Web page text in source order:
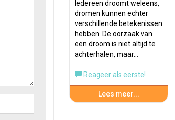
Iedereen droomt weleens,
dromen kunnen echter
verschillende betekenissen
hebben. De oorzaak van
een droom is niet altijd te
achterhalen, maar…
Reageer als eerste!
Lees meer...